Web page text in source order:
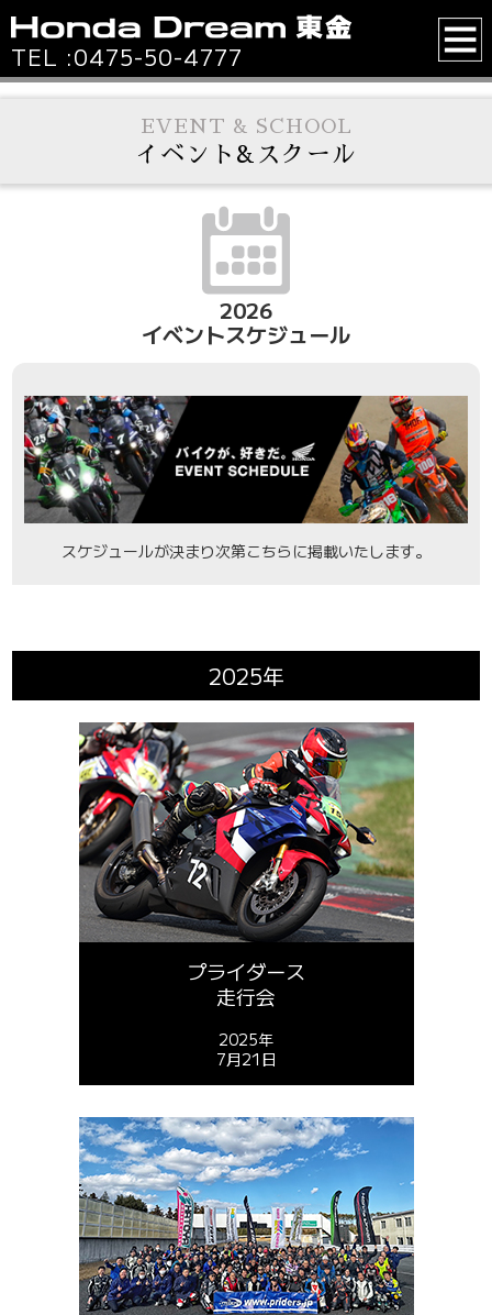
TEL :0475-50-4777
EVENT & SCHOOL
イベント&スクール
2026
イベントスケジュール
スケジュールが決まり次第こちらに掲載いたします。
2025年
プライダース
走行会
2025年
7月21日